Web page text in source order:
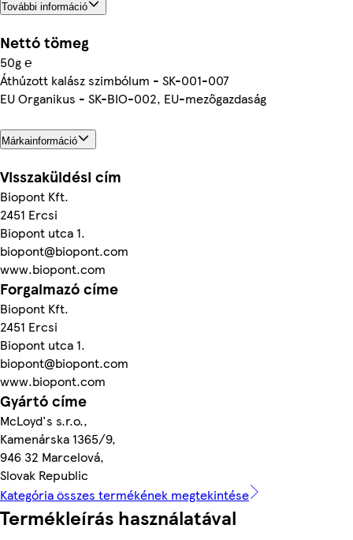
További információ
Nettó tömeg
50g ℮
Áthúzott kalász szimbólum - SK-001-007
EU Organikus - SK-BIO-002, EU-mezőgazdaság
Márkainformáció
Visszaküldési cím
Biopont Kft.
2451 Ercsi
Biopont utca 1.
biopont@biopont.com
www.biopont.com
Forgalmazó címe
Biopont Kft.
2451 Ercsi
Biopont utca 1.
biopont@biopont.com
www.biopont.com
Gyártó címe
McLoyd's s.r.o.,
Kamenárska 1365/9,
946 32 Marcelová,
Slovak Republic
Kategória összes termékének megtekintése
Termékleírás használatával